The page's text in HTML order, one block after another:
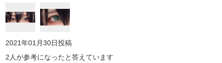
2021年01月30日投稿
2 人が参考になったと答えています